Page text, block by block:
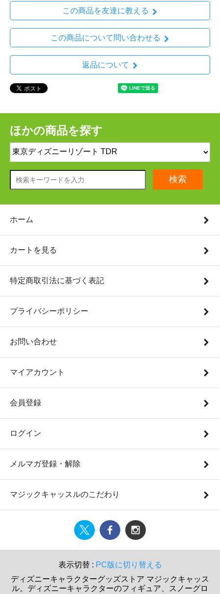
この商品を友達に教える
この商品について問い合わせる
返品について
ほかの商品を探す
検索
ホーム
カートを見る
特定商取引法に基づく表記
プライバシーポリシー
お問い合わせ
マイアカウント
会員登録
ログイン
メルマガ登録・解除
マジックキャッスルのこだわり
表示切替 : PC版に切り替える
ディズニーキャラクターグッズストア マジックキャッス
ル。ディズニーキャラクターのフィギュア、スノーグロ